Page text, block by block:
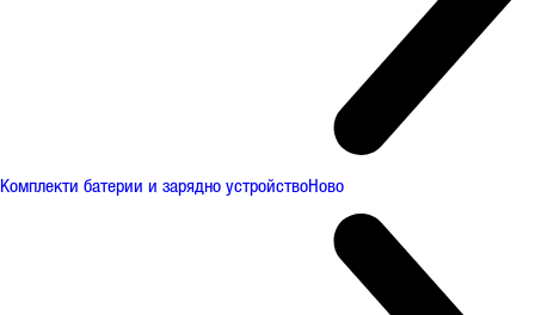
Комплекти батерии и зарядно устройствоНово